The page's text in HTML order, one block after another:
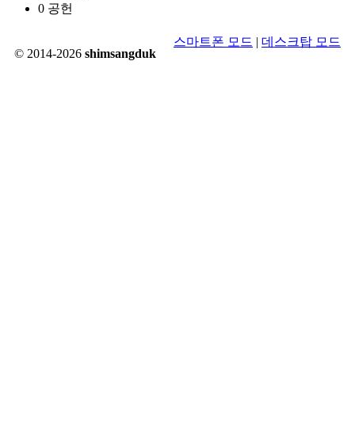
0 공헌
© 2014-2026 shimsangduk
스마트폰 모드 | 데스크탑 모드